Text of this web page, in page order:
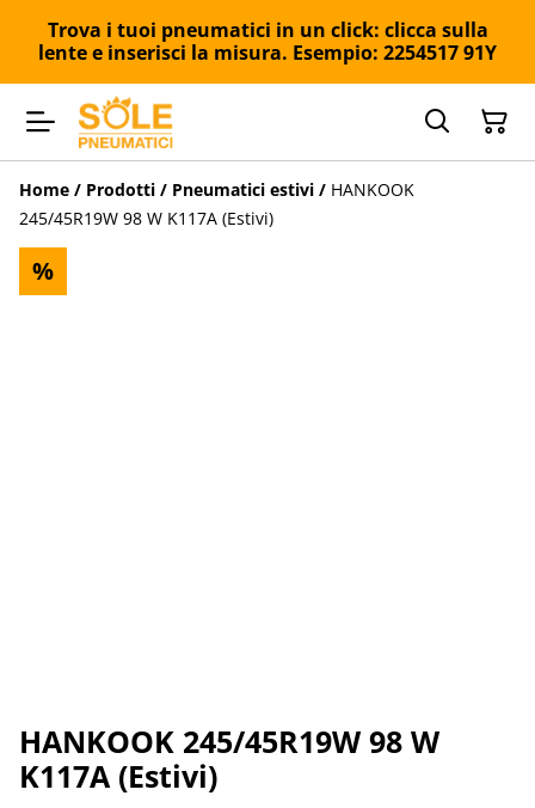
Trova i tuoi pneumatici in un click: clicca sulla
lente e inserisci la misura. Esempio: 2254517 91Y
Home / Prodotti / Pneumatici estivi / HANKOOK
245/45R19W 98 W K117A (Estivi)
%
HANKOOK 245/45R19W 98 W
K117A (Estivi)